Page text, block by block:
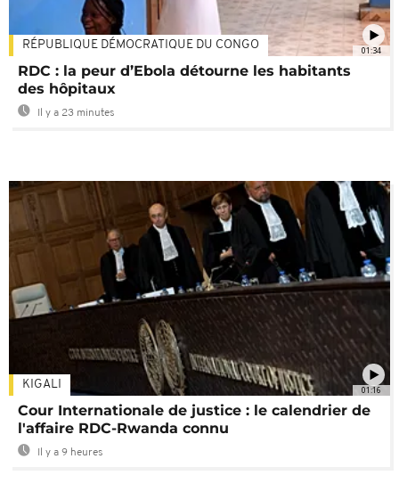
01:34
RÉPUBLIQUE DÉMOCRATIQUE DU CONGO
RDC : la peur d’Ebola détourne les habitants
des hôpitaux
Il y a 23 minutes
01:16
KIGALI
Cour Internationale de justice : le calendrier de
l'affaire RDC-Rwanda connu
Il y a 9 heures